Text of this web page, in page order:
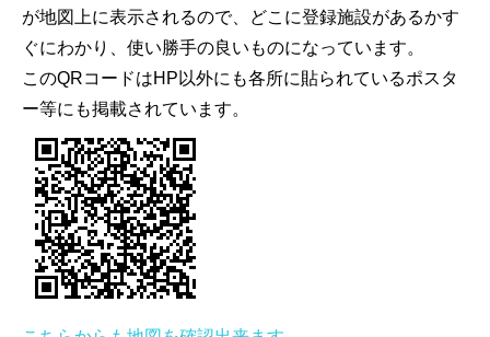
が地図上に表示されるので、どこに登録施設があるかす
ぐにわかり、使い勝手の良いものになっています。
このQRコードはHP以外にも各所に貼られているポスタ
ー等にも掲載されています。